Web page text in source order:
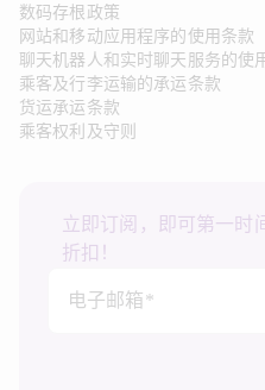
数码存根政策
网站和移动应用程序的使用条款
聊天机器人和实时聊天服务的使
乘客及行李运输的承运条款
货运承运条款
乘客权利及守则
立即订阅，即可第一时
折扣！
电子邮箱*